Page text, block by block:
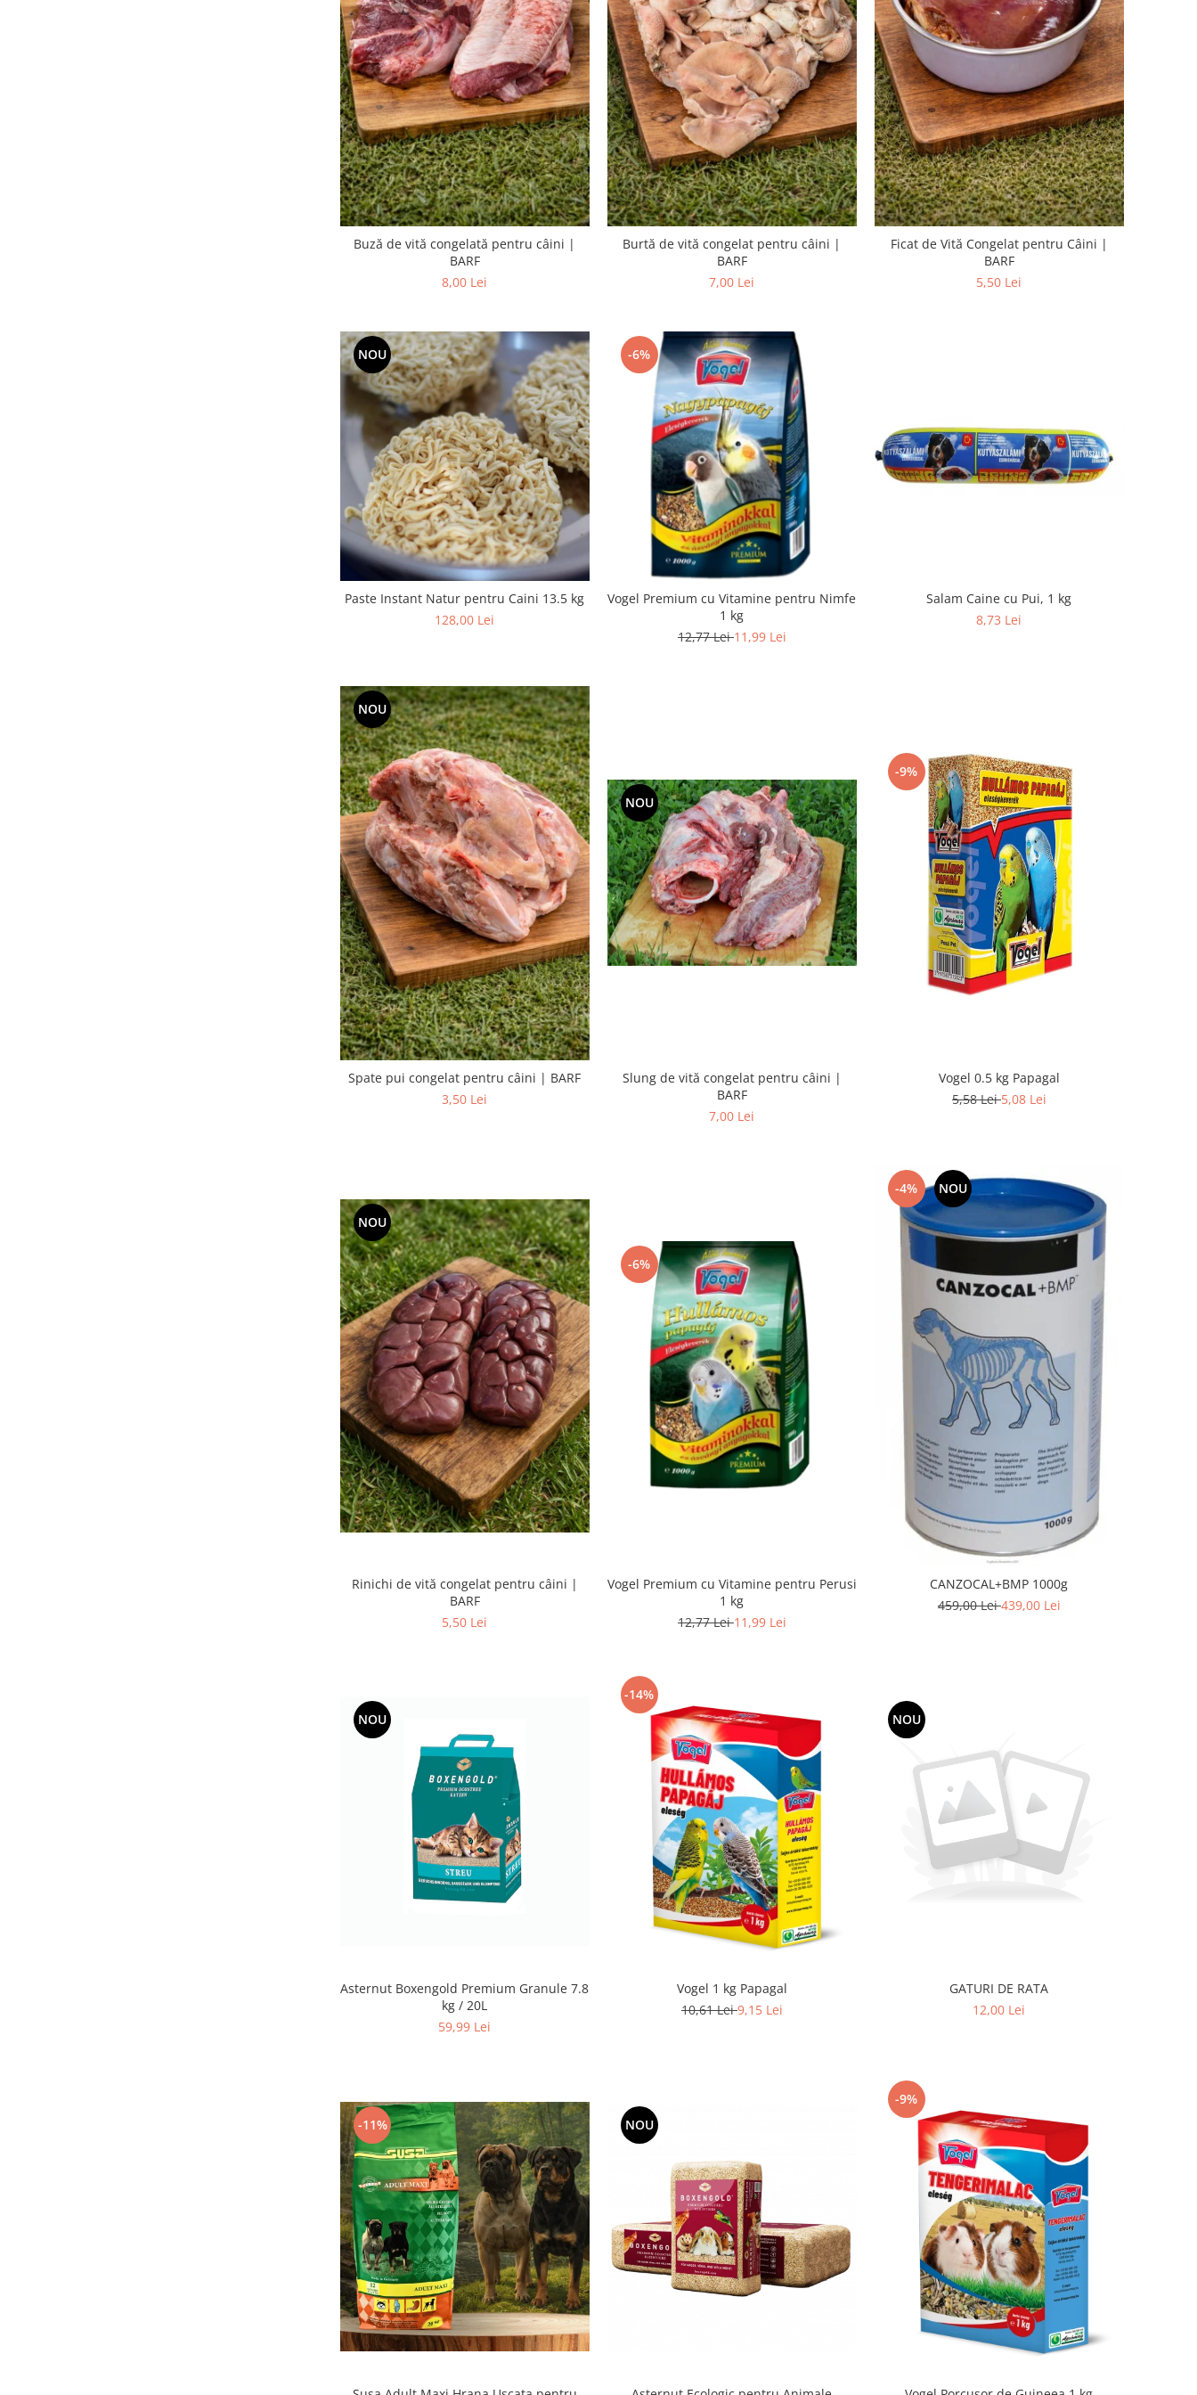
Buză de vită congelată pentru câini |
BARF
8,00 Lei
Burtă de vită congelat pentru câini |
BARF
7,00 Lei
Ficat de Vită Congelat pentru Câini |
BARF
5,50 Lei
NOU
Paste Instant Natur pentru Caini 13.5 kg
128,00 Lei
-6%
Vogel Premium cu Vitamine pentru Nimfe
1 kg
12,77 Lei11,99 Lei
Salam Caine cu Pui, 1 kg
8,73 Lei
NOU
Spate pui congelat pentru câini | BARF
3,50 Lei
NOU
Slung de vită congelat pentru câini |
BARF
7,00 Lei
-9%
Vogel 0.5 kg Papagal
5,58 Lei5,08 Lei
NOU
Rinichi de vită congelat pentru câini |
BARF
5,50 Lei
-6%
Vogel Premium cu Vitamine pentru Perusi
1 kg
12,77 Lei11,99 Lei
-4% NOU
CANZOCAL+BMP 1000g
459,00 Lei439,00 Lei
NOU
Asternut Boxengold Premium Granule 7.8
kg / 20L
59,99 Lei
-14%
Vogel 1 kg Papagal
10,61 Lei9,15 Lei
NOU
GATURI DE RATA
12,00 Lei
-11% NOU
-9%